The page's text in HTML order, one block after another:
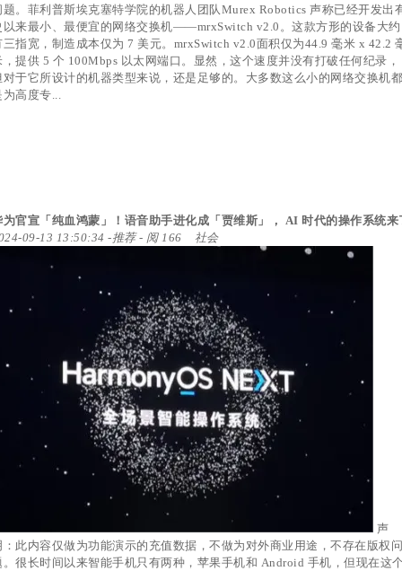
题。菲利普斯埃克塞特学院的机器人团队Murex Robotics 声称已经开发出
以来最小、最便宜的网络交换机——mrxSwitch v2.0。这款方形的设备大约
三指宽，制造成本仅为 7 美元。mrxSwitch v2.0面积仅为44.9 毫米 x 42.2
，提供 5 个 100Mbps 以太网端口。显然，这个速度并没有打破任何纪录，
对于它所设计的机器类型来说，还是足够的。大多数这么小的网络交换机都
高度专...
为官宣「纯血鸿蒙」！语音助手进化成「贾维斯」， AI 时代的操作系统来
09-13 13:50:34 -推荐- 阅 166 社会
声
：此内容仅做为功能演示的充值数据，不做为对外商业用途，不存在版权问
。很长时间以来智能手机只有两种，苹果手机和 Android 手机，但现在这